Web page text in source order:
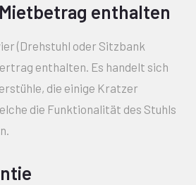
enthalten
(Drehstuhl oder Sitzbank
enthalten. Es handelt sich
die einige Kratzer
die Funktionalität des Stuhls